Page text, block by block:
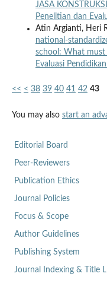
JASA
Penelitian dan
Atin Argianti, Heri
national-
school: What must
Evaluasi
<< < 38 39 40 41 42 43
You may also start an
Editorial Board
Peer-Reviewers
Publication Ethics
Journal Policies
Focus & Scope
Author Guidelines
Publishing System
Journal Indexing & Title